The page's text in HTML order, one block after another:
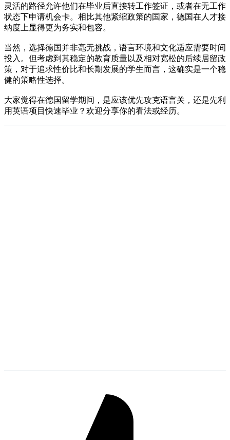
灵活的路径允许他们在毕业后直接转工作签证，或者在无工作
状态下申请机会卡。相比其他紧缩政策的国家，德国在人才接
纳度上显得更为务实和包容。
当然，选择德国并非毫无挑战，语言环境和文化适应需要时间
投入。但考虑到其稳定的教育质量以及相对宽松的后续居留政
策，对于追求性价比和长期发展的学生而言，这确实是一个稳
健的策略性选择。
大家觉得在德国留学期间，是应该优先攻克语言关，还是先利
用英语项目快速毕业？欢迎分享你的看法或经历。